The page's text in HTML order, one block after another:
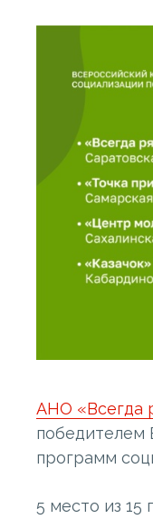
АНО «Всегда
победителем
программ
5 место из 15